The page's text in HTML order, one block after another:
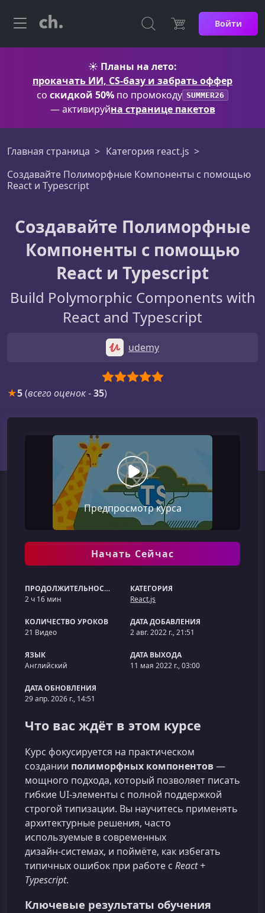
Войти
☀️ Планы на лето:
прокачать ИИ, CS-базу и забрать оффер
со скидкой 50% по промокоду SUMMER26
— активируйна странице пакетов
Главная страница
Категория react.js
Создавайте Полиморфные Компоненты с помощью
React и Typescript
Создавайте Полиморфные
Компоненты с помощью
React и Typescript
Build Polymorphic Components with
React and Typescript
udemy
★5(всего оценок-35)
Предпросмотр курса
Начать Сейчас
ПРОДОЛЖИТЕЛЬНОСТЬ
2 ч 16 мин
КАТЕГОРИЯ
React.js
КОЛИЧЕСТВО УРОКОВ
21 Видео
ДАТА ДОБАВЛЕНИЯ
2 авг. 2022 г., 21:51
ЯЗЫК
Английский
ДАТА ВЫХОДА
11 мая 2022 г., 03:00
ДАТА ОБНОВЛЕНИЯ
29 апр. 2026 г., 14:51
Что вас ждёт в этом курсе
Курс фокусируется на практическом
создании полиморфных компонентов—
мощного подхода, который позволяет писать
гибкие UI‑элементы с полной поддержкой
строгой типизации. Вы научитесь применять
архитектурные решения, часто
используемые в современных
дизайн‑системах, и поймёте, как избегать
типичных ошибок при работе с React +
Typescript.
Ключевые результаты обучения